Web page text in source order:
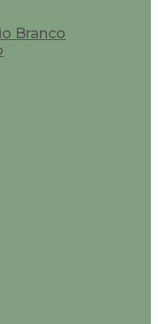
Branco